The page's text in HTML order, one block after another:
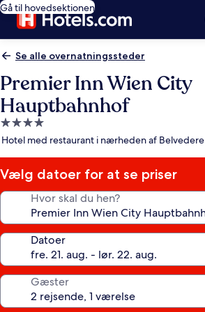
Gå til hovedsektionen
Se alle overnatningssteder
Premier Inn Wien City
Hauptbahnhof
4.0-
stjernet
Hotel med restaurant i nærheden af Belvedere
Vælg datoer for at se priser
Hvor skal du hen?
Datoer
Gæster